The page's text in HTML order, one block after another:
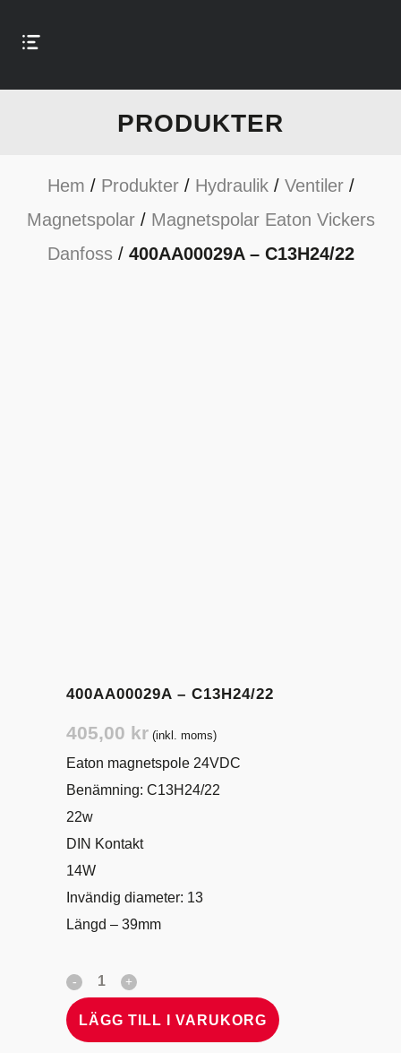
PRODUKTER
Hem / Produkter/ Hydraulik/ Ventiler/
Magnetspolar/ Magnetspolar Eaton Vickers
Danfoss/ 400AA00029A – C13H24/22
400AA00029A – C13H24/22
405,00 kr (inkl. moms)
Eaton magnetspole 24VDC
Benämning: C13H24/22
22w
DIN Kontakt
14W
Invändig diameter: 13
Längd – 39mm
LÄGG TILL I VARUKORG